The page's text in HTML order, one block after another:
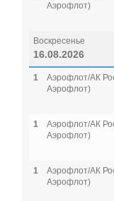
Аэрофлот)
Воскресенье
16.08.2026
1
Аэрофлот/АК
Аэрофлот)
1
Аэрофлот/АК
Аэрофлот)
1
Аэрофлот/АК
Аэрофлот)